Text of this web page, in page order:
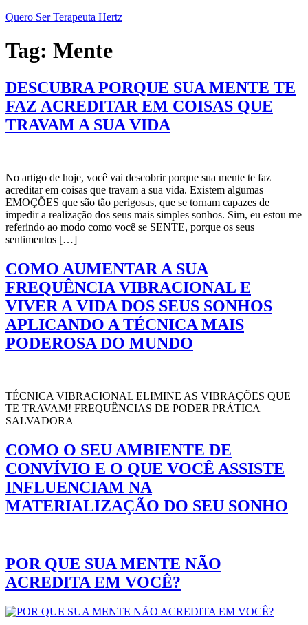
Quero Ser Terapeuta Hertz
Tag: Mente
DESCUBRA PORQUE SUA MENTE TE
FAZ ACREDITAR EM COISAS QUE
TRAVAM A SUA VIDA
No artigo de hoje, você vai descobrir porque sua mente te faz
acreditar em coisas que travam a sua vida. Existem algumas
EMOÇÕES que são tão perigosas, que se tornam capazes de
impedir a realização dos seus mais simples sonhos. Sim, eu estou me
referindo ao modo como você se SENTE, porque os seus
sentimentos […]
COMO AUMENTAR A SUA
FREQUÊNCIA VIBRACIONAL E
VIVER A VIDA DOS SEUS SONHOS
APLICANDO A TÉCNICA MAIS
PODEROSA DO MUNDO
TÉCNICA VIBRACIONAL ELIMINE AS VIBRAÇÕES QUE
TE TRAVAM! FREQUÊNCIAS DE PODER PRÁTICA
SALVADORA
COMO O SEU AMBIENTE DE
CONVÍVIO E O QUE VOCÊ ASSISTE
INFLUENCIAM NA
MATERIALIZAÇÃO DO SEU SONHO
POR QUE SUA MENTE NÃO
ACREDITA EM VOCÊ?